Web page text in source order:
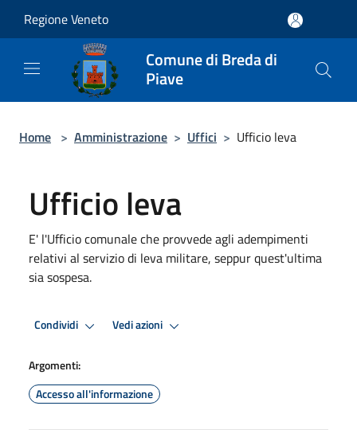
Regione Veneto
Comune di Breda di
Piave
Home > Amministrazione > Uffici > Ufficio leva
Ufficio leva
E' l'Ufficio comunale che provvede agli adempimenti
relativi al servizio di leva militare, seppur quest'ultima
sia sospesa.
Condividi Vedi azioni
Argomenti:
Accesso all'informazione